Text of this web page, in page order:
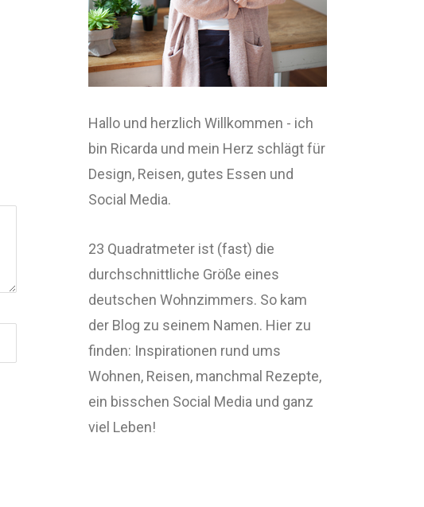
Hallo und herzlich Willkommen - ich
bin Ricarda und mein Herz schlägt für
Design, Reisen, gutes Essen und
Social Media.
23 Quadratmeter ist (fast) die
durchschnittliche Größe eines
deutschen Wohnzimmers. So kam
der Blog zu seinem Namen. Hier zu
finden: Inspirationen rund ums
Wohnen, Reisen, manchmal Rezepte,
ein bisschen Social Media und ganz
viel Leben!